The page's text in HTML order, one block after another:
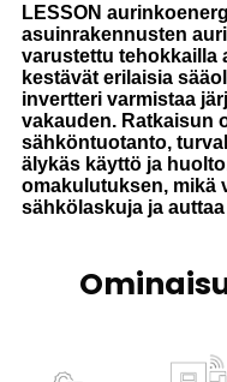
LESSON
asuinrakennusten
varustettu tehokkailla
kestävät erilaisia
invertteri varmistaa
vakauden. Ratkaisun
sähköntuotanto,
älykäs käyttö ja
omakulutuksen, mikä
sähkölaskuja ja